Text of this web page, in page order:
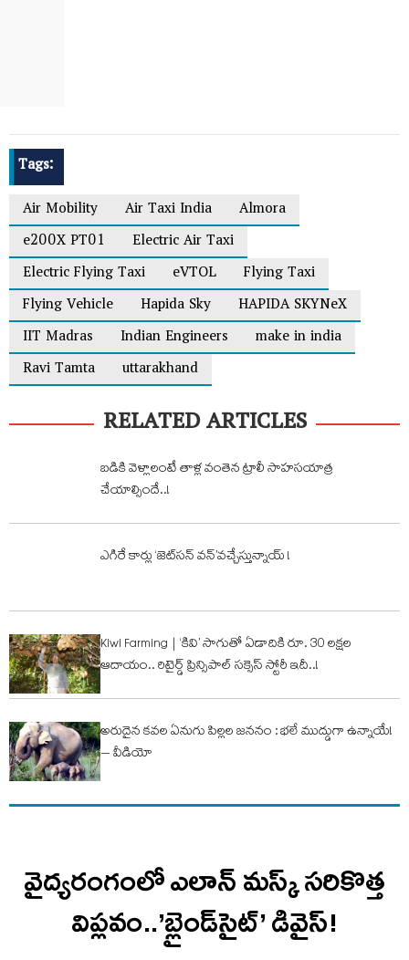
Tags:
Air Mobility
Air Taxi India
Almora
e200X PT01
Electric Air Taxi
Electric Flying Taxi
eVTOL
Flying Taxi
Flying Vehicle
Hapida Sky
HAPIDA SKYNeX
IIT Madras
Indian Engineers
make in india
Ravi Tamta
uttarakhand
RELATED ARTICLES
బడికి వెళ్లాలంటే తాళ్ల వంతెన ట్రాలీ సాహసయాత్ర
చేయాల్సిందే..!
ఎగిరే కార్లు ‘జెట్‌సన్ వన్’వచ్చేస్తున్నాయ్ !
Kiwi Farming | ‘కివి’ సాగుతో ఏడాదికి రూ. 30 ల‌క్ష‌ల
ఆదాయం.. రిటైర్డ్ ప్రిన్సిపాల్ స‌క్సెస్ స్టోరీ ఇదీ..!
అరుదైన కవల ఏనుగు పిల్లల జననం : భలే ముద్డుగా ఉన్నాయే!
– వీడియో
వైద్యరంగంలో ఎలాన్ మస్క్ సరికొత్త
విప్లవం..’బ్లైండ్‌సైట్’ డివైస్‌!